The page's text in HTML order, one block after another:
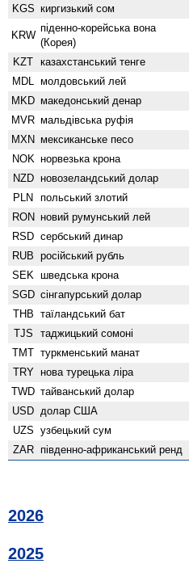
KGS киргизький сом
KRW
піденно-корейська вона
(Корея)
KZT казахстанський тенге
MDL молдовський лей
MKD македонський денар
MVR мальдівська руфія
MXN мексиканське песо
NOK норвезька крона
NZD ново­зеландський долар
PLN польський злотий
RON новий румунський лей
RSD сербський динар
RUB російський рубль
SEK шведська крона
SGD сінгапурський долар
THB таїландський бат
TJS таджицький сомоні
TMT туркменський манат
TRY нова турецька ліра
TWD тайванський долар
USD долар США
UZS узбецький сум
ZAR південно-африканський ренд
2026
2025